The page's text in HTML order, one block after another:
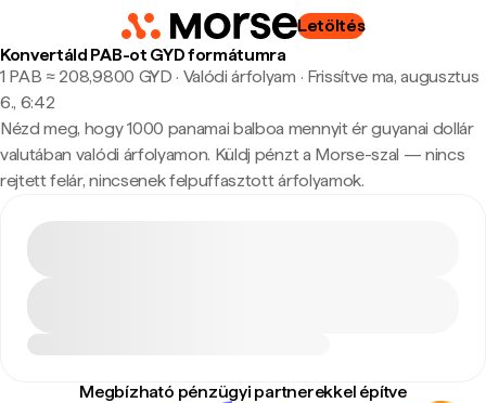
Letöltés
Konvertáld PAB-ot GYD formátumra
1 PAB ≈ 208,9800 GYD · Valódi árfolyam · Frissítve ma, augusztus
6., 6:42
Nézd meg, hogy 1000 panamai balboa mennyit ér guyanai dollár
valutában valódi árfolyamon. Küldj pénzt a Morse-szal — nincs
rejtett felár, nincsenek felpuffasztott árfolyamok.
Megbízható pénzügyi partnerekkel építve